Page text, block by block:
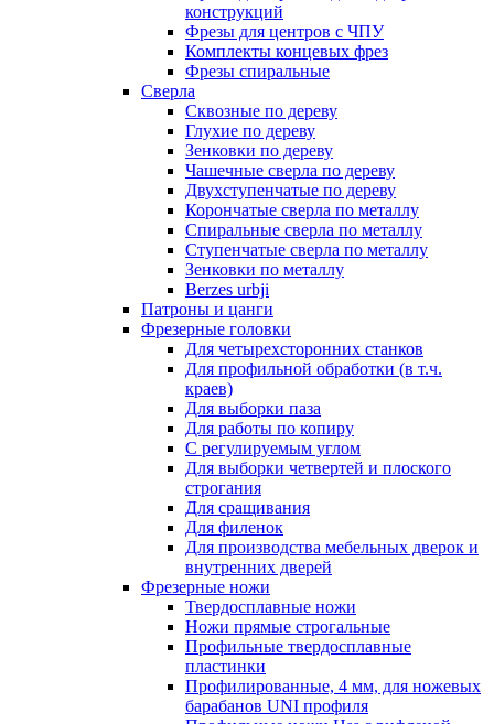
конструкций
Фрезы для центров с ЧПУ
Комплекты концевых фрез
Фрезы спиральные
Сверла
Сквозные по дереву
Глухие по дереву
Зенковки по дереву
Чашечные сверла по дереву
Двухступенчатые по дереву
Корончатые сверла по металлу
Спиральные сверла по металлу
Ступенчатые сверла по металлу
Зенковки по металлу
Berzes urbji
Патроны и цанги
Фрезерные головки
Для четырехсторонних станков
Для профильной обработки (в т.ч.
краев)
Для выборки паза
Для работы по копиру
С регулируемым углом
Для выборки четвертей и плоского
строгания
Для сращивания
Для филенок
Для производства мебельных дверок и
внутренних дверей
Фрезерные ножи
Твердосплавные ножи
Ножи прямые строгальные
Профильные твердосплавные
пластинки
Профилированные, 4 мм, для ножевых
барабанов UNI профиля